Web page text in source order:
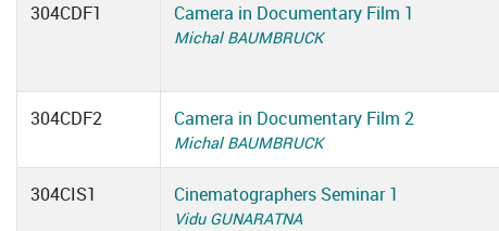
304CDF1 Camera in Documentary Film 1
Michal BAUMBRUCK
304CDF2 Camera in Documentary Film 2
Michal BAUMBRUCK
304CIS1 Cinematographers Seminar 1
Vidu GUNARATNA